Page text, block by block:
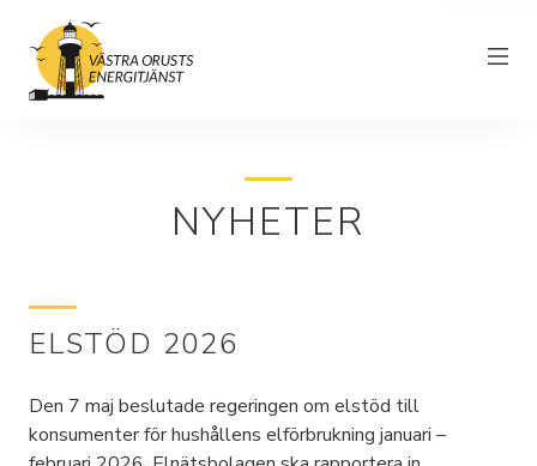
Driftinformation
Elhandel
NYHETER
ELSTÖD 2026
Den 7 maj beslutade regeringen om elstöd till
konsumenter för hushållens elförbrukning januari –